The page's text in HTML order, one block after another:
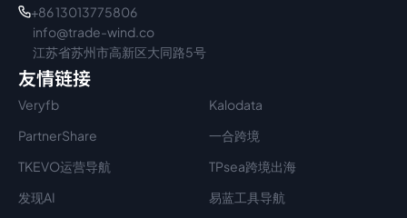
+86 13013775806
info@trade-wind.co
江苏省苏州市高新区大同路5号
友情链接
Veryfb
Kalodata
PartnerShare
一合跨境
TKEVO运营导航
TPsea跨境出海
发现AI
易蓝工具导航